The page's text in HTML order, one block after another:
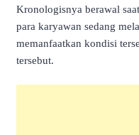
Kronologisnya berawal
para karyawan sedang
memanfaatkan kondisi
tersebut.